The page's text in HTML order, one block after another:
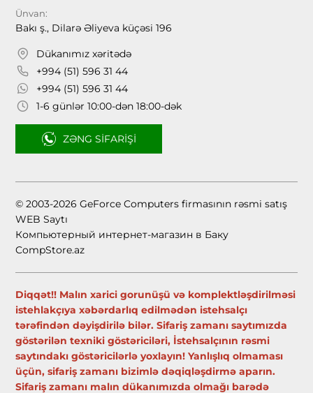
Ünvan:
Bakı ş., Dilarə Əliyeva küçəsi 196
Dükanımız xəritədə
+994 (51) 596 31 44
+994 (51) 596 31 44
1-6 günlər 10:00-dən 18:00-dək
ZƏNG SIFARIŞI
© 2003-2026 GeForce Computers firmasının rəsmi satış
WEB Saytı
Компьютерный интернет-магазин в Баку
CompStore.az
Diqqət!! Malın xarici gorunüşü və komplektləşdirilməsi
istehlakçıya xəbərdarlıq edilmədən istehsalçı
tərəfindən dəyişdirilə bilər. Sifariş zamanı saytımızda
göstərilən texniki göstəriciləri, İstehsalçının rəsmi
saytındakı göstəricilərlə yoxlayın! Yanlışlıq olmaması
üçün, sifariş zamanı bizimlə dəqiqləşdirmə aparın.
Sifariş zamanı malın dükanımızda olmağı barədə